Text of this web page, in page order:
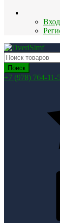
Вход
Поиск
+7 (978) 764-11-